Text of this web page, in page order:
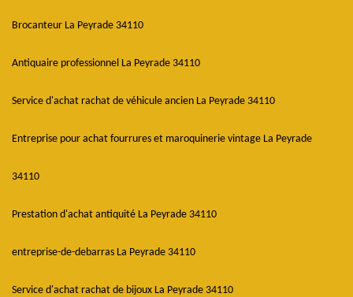
Brocanteur La Peyrade 34110
Antiquaire professionnel La Peyrade 34110
Service d'achat rachat de véhicule ancien La Peyrade 34110
Entreprise pour achat fourrures et maroquinerie vintage La Peyrade
34110
Prestation d'achat antiquité La Peyrade 34110
entreprise-de-debarras La Peyrade 34110
Service d'achat rachat de bijoux La Peyrade 34110